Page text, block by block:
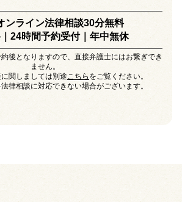
ンライン法律相談30分無料
24時間予約受付｜年中無休
後となりますので、直接弁護士にはお繋ぎでき
ません。
関しましては別途こちら をご覧ください。
律相談に対応できない場合がございます。